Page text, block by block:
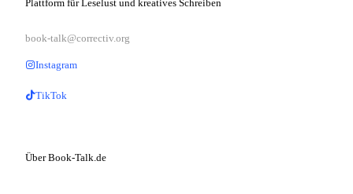
Plattform für Leselust und kreatives Schreiben
book-talk@correctiv.org
Instagram
TikTok
Über Book-Talk.de